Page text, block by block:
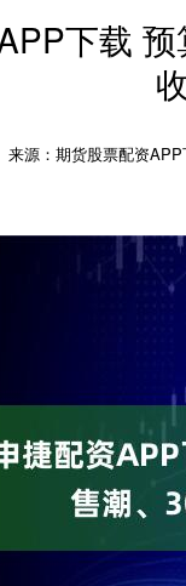
下载
来源：期货股票配资